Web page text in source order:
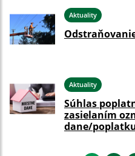
Aktuality
Aktuality
Súhlas
zasielaním
dane/